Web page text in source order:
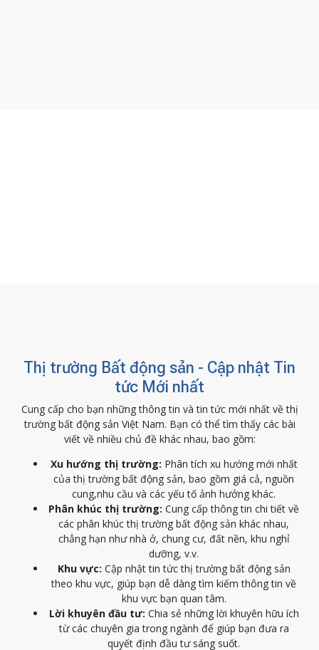
Thị trường Bất động sản - Cập nhật Tin
tức Mới nhất
Cung cấp cho bạn những thông tin và tin tức mới nhất về thị
trường bất động sản Việt Nam. Bạn có thể tìm thấy các bài
viết về nhiều chủ đề khác nhau, bao gồm:
Xu hướng thị trường: Phân tích xu hướng mới nhất
của thị trường bất động sản, bao gồm giá cả, nguồn
cung,nhu cầu và các yếu tố ảnh hưởng khác.
Phân khúc thị trường: Cung cấp thông tin chi tiết về
các phân khúc thị trường bất động sản khác nhau,
chẳng hạn như nhà ở, chung cư, đất nền, khu nghỉ
dưỡng, v.v.
Khu vực: Cập nhật tin tức thị trường bất động sản
theo khu vực, giúp bạn dễ dàng tìm kiếm thông tin về
khu vực bạn quan tâm.
Lời khuyên đầu tư: Chia sẻ những lời khuyên hữu ích
từ các chuyên gia trong ngành để giúp bạn đưa ra
quyết định đầu tư sáng suốt.